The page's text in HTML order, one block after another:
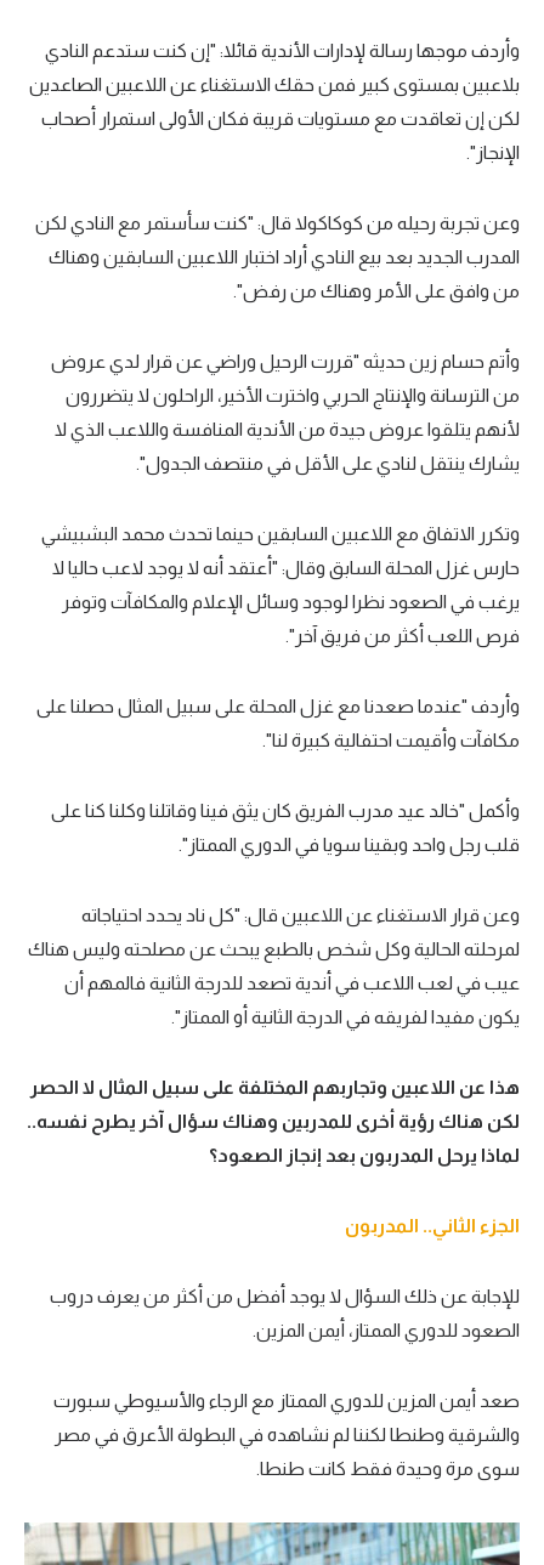
وأردف موجها رسالة لإدارات الأندية قائلا: "إن كنت ستدعم النادي
بلاعبين بمستوى كبير فمن حقك الاستغناء عن اللاعبين الصاعدين
لكن إن تعاقدت مع مستويات قريبة فكان الأولى استمرار أصحاب
الإنجاز".
وعن تجربة رحيله من كوكاكولا قال: "كنت سأستمر مع النادي لكن
المدرب الجديد بعد بيع النادي أراد اختبار اللاعبين السابقين وهناك
من وافق على الأمر وهناك من رفض".
وأتم حسام زين حديثه "قررت الرحيل وراضي عن قرار لدي عروض
من الترسانة والإنتاج الحربي واخترت الأخير، الراحلون لا يتضررون
لأنهم يتلقوا عروض جيدة من الأندية المنافسة واللاعب الذي لا
يشارك ينتقل لنادي على الأقل في منتصف الجدول".
وتكرر الاتفاق مع اللاعبين السابقين حينما تحدث محمد البشبيشي
حارس غزل المحلة السابق وقال: "أعتقد أنه لا يوجد لاعب حاليا لا
يرغب في الصعود نظرا لوجود وسائل الإعلام والمكافآت وتوفر
فرص اللعب أكثر من فريق آخر".
وأردف "عندما صعدنا مع غزل المحلة على سبيل المثال حصلنا على
مكافآت وأقيمت احتفالية كبيرة لنا".
وأكمل "خالد عيد مدرب الفريق كان يثق فينا وقاتلنا وكلنا كنا على
قلب رجل واحد وبقينا سويا في الدوري الممتاز".
وعن قرار الاستغناء عن اللاعبين قال: "كل ناد يحدد احتياجاته
لمرحلته الحالية وكل شخص بالطبع يبحث عن مصلحته وليس هناك
عيب في لعب اللاعب في أندية تصعد للدرجة الثانية فالمهم أن
يكون مفيدا لفريقه في الدرجة الثانية أو الممتاز".
هذا عن اللاعبين وتجاربهم المختلفة على سبيل المثال لا الحصر
لكن هناك رؤية أخرى للمدربين وهناك سؤال آخر يطرح نفسه..
لماذا يرحل المدربون بعد إنجاز الصعود؟
الجزء الثاني.. المدربون
للإجابة عن ذلك السؤال لا يوجد أفضل من أكثر من يعرف دروب
الصعود للدوري الممتاز، أيمن المزين.
صعد أيمن المزين للدوري الممتاز مع الرجاء والأسيوطي سبورت
والشرقية وطنطا لكننا لم نشاهده في البطولة الأعرق في مصر
سوى مرة وحيدة فقط كانت طنطا.